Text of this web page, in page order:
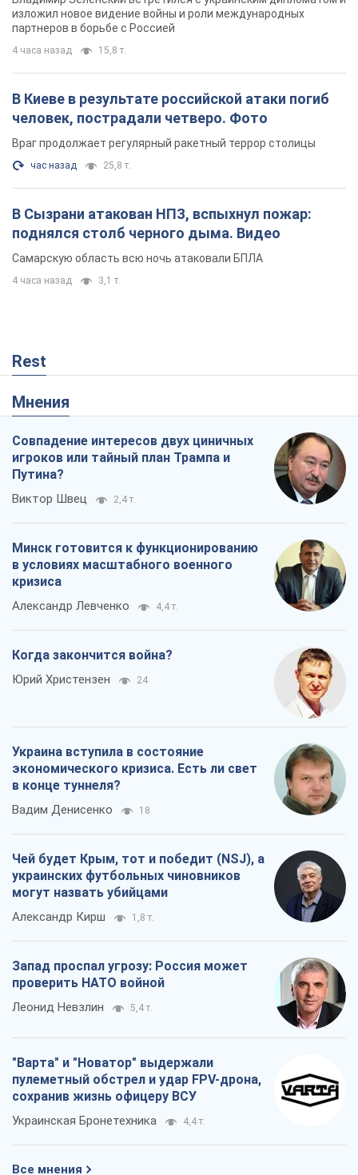
поднялся столб черного дыма. Видео
Самарскую область всю ночь атаковали БПЛА
4 часа назад 3,1 т.
Rest
Совпадение интересов двух циничных
игроков или тайный план Трампа и
Путина?
Виктор Швец 2,4 т.
кризиса
Юрий Христензен 24
Украина вступила в состояние
экономического кризиса. Есть ли свет
в конце туннеля?
Вадим Денисенко
Чей будет Крым, тот и победит (NSJ), а
украинских футбольных чиновников
проверить НАТО войной
Леонид Невзлин
"Варта" и "Новатор" выдержали
пулеметный обстрел и удар FPV-дрона,
сохранив жизнь офицеру ВСУ
Украинская Бронетехника
Все мнения
О компании Команда
Правовая информация
Политика
конфиденциальности
Реклама на сайте Документы